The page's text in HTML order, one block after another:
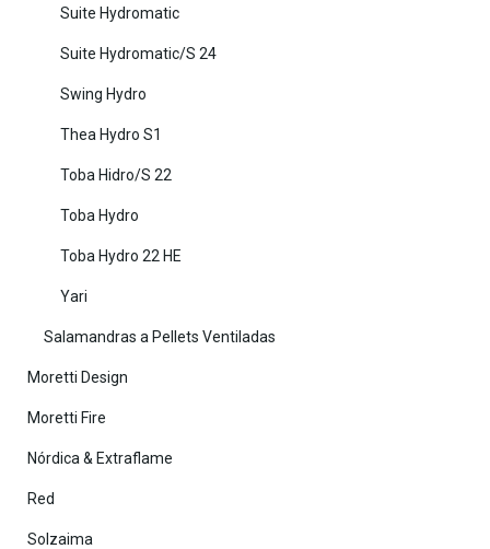
Suite Hydromatic
Suite Hydromatic/S 24
Swing Hydro
Thea Hydro S1
Toba Hidro/S 22
Toba Hydro
Toba Hydro 22 HE
Yari
Salamandras a Pellets Ventiladas
Moretti Design
Moretti Fire
Nórdica & Extraflame
Red
Solzaima